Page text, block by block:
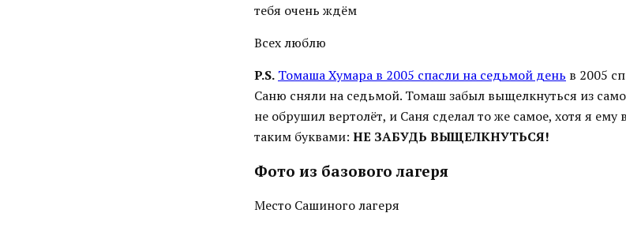
тебя очень ждём
Всех люблю
P.S. Томаша Хумара в 2005 спасли на седьмой день в 2005
Саню сняли на седьмой. Томаш забыл выщелкнуться из
не обрушил вертолёт, и Саня сделал то же самое, хотя я ему
таким буквами: НЕ ЗАБУДЬ ВЫЩЕЛКНУТЬСЯ!
Фото из базового лагеря
Место Сашиного лагеря